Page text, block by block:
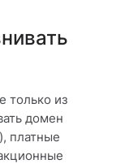
только из
домен
платные